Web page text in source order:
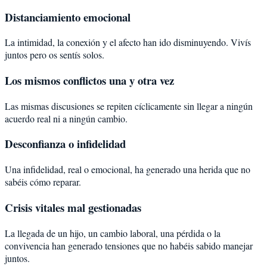
Distanciamiento emocional
La intimidad, la conexión y el afecto han ido disminuyendo. Vivís
juntos pero os sentís solos.
Los mismos conflictos una y otra vez
Las mismas discusiones se repiten cíclicamente sin llegar a ningún
acuerdo real ni a ningún cambio.
Desconfianza o infidelidad
Una infidelidad, real o emocional, ha generado una herida que no
sabéis cómo reparar.
Crisis vitales mal gestionadas
La llegada de un hijo, un cambio laboral, una pérdida o la
convivencia han generado tensiones que no habéis sabido manejar
juntos.